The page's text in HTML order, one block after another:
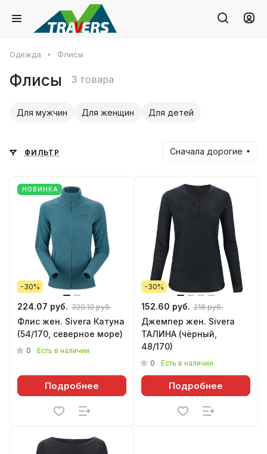
Одежда Флисы
Флисы 3 товара
Для мужчин Для женщин Для детей
ФИЛЬТР Сначала дорогие
НОВИНКА
-30%
224.07 руб. 320.10 руб.
Флис жен. Sivera Катуна
(54/170, северное море)
0 Есть в наличии
Подробнее
-30%
152.60 руб. 218 руб.
Джемпер жен. Sivera
ТАЛИНА (чёрный,
48/170)
0 Есть в наличии
Подробнее